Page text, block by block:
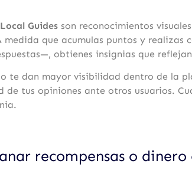
Guides son reconocimientos
medida que acumulas puntos y realizas
obtienes insignias que
te dan mayor visibilidad dentro de la
tus opiniones ante otros usuarios.
recompensas o dinero